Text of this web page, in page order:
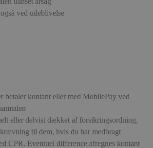
ved udeblivelse
betaler kontant eller med MobilePay ved
eller delvist dækket af forsikringsordning,
til dem, hvis du har medbragt
CPR. Eventuel difference afregnes kontant